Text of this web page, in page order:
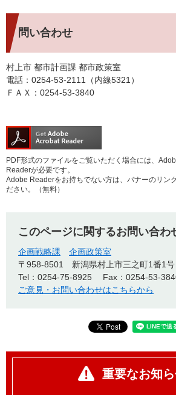
問い合わせ
村上市 都市計画課 都市政策室
電話：0254-53-2111（内線5321）
ＦＡＸ：0254-53-3840
PDF形式のファイルをご覧いただく場合には、
Readerが必要です。
Adobe Readerをお持ちでない方は、バナーのリン
ださい。（無料）
このページに関するお問い合わ
企画戦略課
企画政策室
〒958-8501
新潟県村上市三之町1番1号
Tel：0254-75-8925
Fax：0254-53-
ご意見・お問い合わせはこちらから
重要なお知